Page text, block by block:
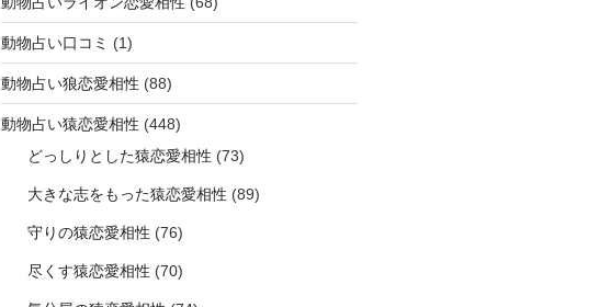
動物占い口コミ (1)
動物占い狼恋愛相性 (88)
動物占い猿恋愛相性 (448)
どっしりとした猿恋愛相性 (73)
大きな志をもった猿恋愛相性 (89)
守りの猿恋愛相性 (76)
尽くす猿恋愛相性 (70)